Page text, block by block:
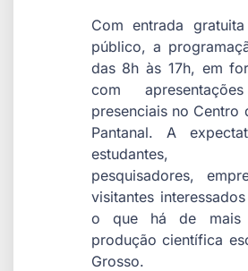
Com entrada
público, a
das 8h às 17h, em
com
presenciais no Centro
Pantanal. A
estudantes,
pesquisadores,
visitantes
o que há de mais
produção científica
Grosso.